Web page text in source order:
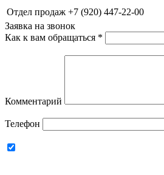
Отдел продаж +7 (920) 447-22-00
Заявка на звонок
Как к вам обращаться *
Комментарий
Телефон